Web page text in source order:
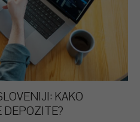
KAKO
DEPOZITE?